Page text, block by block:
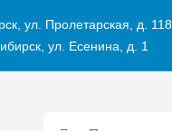
ул. Пролетарская, д. 118
ул. Есенина, д. 1